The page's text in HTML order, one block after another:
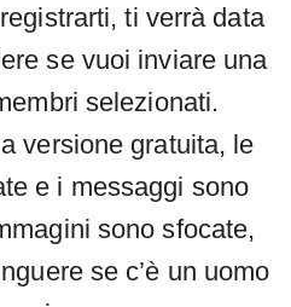
ti verrà data
se vuoi inviare una
selezionati.
versione gratuita, le
e i messaggi sono
sono sfocate,
se c’è un uomo